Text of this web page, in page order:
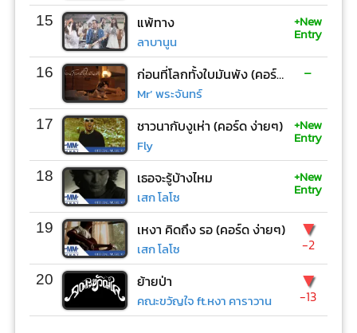
15 แพ้ทาง
ลาบานูน
+New
Entry
16 ก่อนที่โลกทั้งใบมันพัง (คอร์ด ง่ายๆ)
Mr’ พระจันทร์
-
17 ชาวนากับงูเห่า (คอร์ด ง่ายๆ)
Fly
+New
Entry
18 เธอจะรู้บ้างไหม
เสก โลโซ
+New
Entry
19 เหงา คิดถึง รอ (คอร์ด ง่ายๆ)
เสก โลโซ
▼
-2
20 ย้ายป่า
คณะขวัญใจ ft.หงา คาราวาน
▼
-13